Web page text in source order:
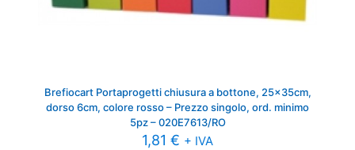
Brefiocart Portaprogetti chiusura a bottone, 25x35cm,
dorso 6cm, colore rosso – Prezzo singolo, ord. minimo
5pz – 020E7613/RO
1,81 € + IVA